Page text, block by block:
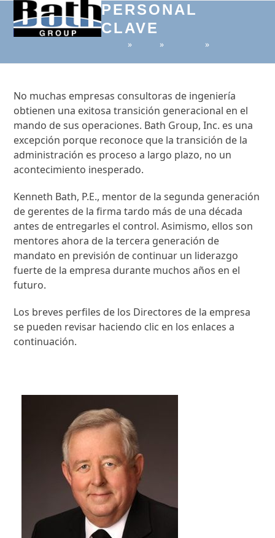
content
Open
mobile
Close
mobile
PERSONAL
CLAVE
» » »
No muchas empresas consultoras de ingeniería
obtienen una exitosa transición generacional en el
mando de sus operaciones. Bath Group, Inc. es una
excepción porque reconoce que la transición de la
administración es proceso a largo plazo, no un
acontecimiento inesperado.
Kenneth Bath, P.E., mentor de la segunda generación
de gerentes de la firma tardo más de una década
antes de entregarles el control. Asimismo, ellos son
mentores ahora de la tercera generación de
mandato en previsión de continuar un liderazgo
fuerte de la empresa durante muchos años en el
futuro.
Los breves perfiles de los Directores de la empresa
se pueden revisar haciendo clic en los enlaces a
continuación.